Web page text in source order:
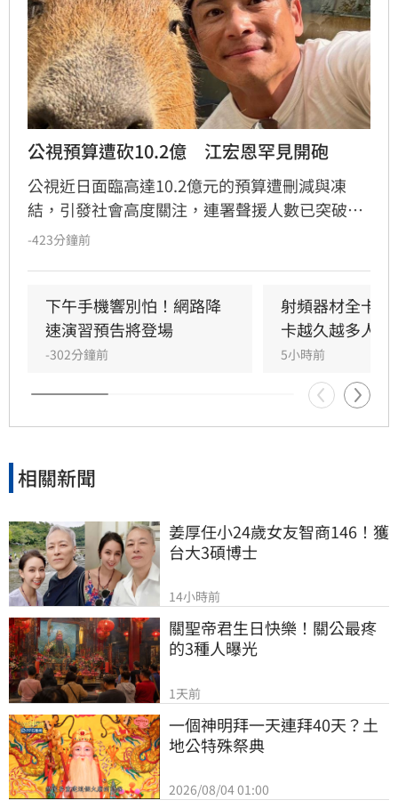
公視預算遭砍10.2億　江宏恩罕見開砲
公視近日面臨高達10.2億元的預算遭刪減與凍
結，引發社會高度關注，連署聲援人數已突破15
萬人。藝人江宏恩日前針對「董事長樂團」林大
言論迅速掀起網友熱議。江宏恩過去憑藉經典八
點檔《飛龍在天》走紅，此次對於公共議題的直
率表態，不僅吸引大批粉絲按讚支持，也讓外界
關注到他平時在社群平台對時事議題的鮮明立
場。此事件反映出公視預算爭議已從立法院延燒
至演藝圈，持續引發大眾對於媒體自主與公共資
-423分鐘前
下午手機響別怕！網路降
速演習預告將登場
-302分鐘前
射頻器材全卡關
卡越久越多人受
5小時前
相關新聞
姜厚任小24歲女友智商146！獲
台大3碩博士
14小時前
關聖帝君生日快樂！關公最疼
的3種人曝光
1天前
一個神明拜一天連拜40天？土
地公特殊祭典
2026/08/04 01:00